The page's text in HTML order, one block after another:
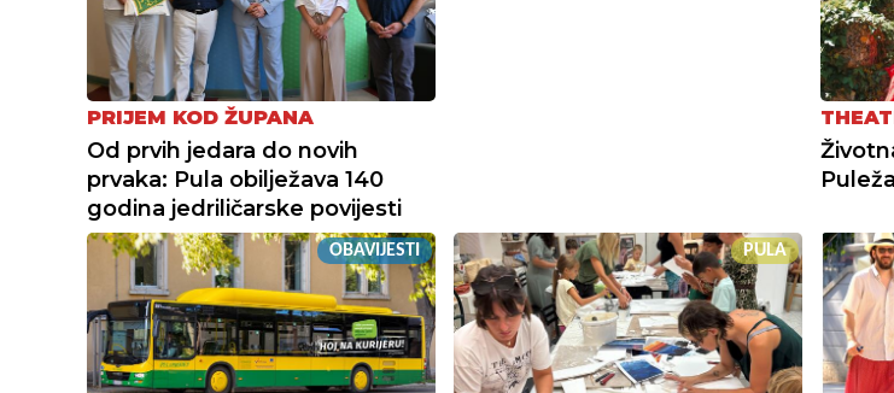
PRIJEM KOD ŽUPANA
Od prvih jedara do novih
prvaka: Pula obilježava 140
godina jedriličarske povijesti
OBAVIJESTI PULA